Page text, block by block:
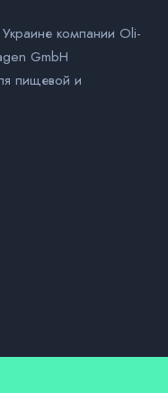
компании Оli-
GmbH
пищевой и